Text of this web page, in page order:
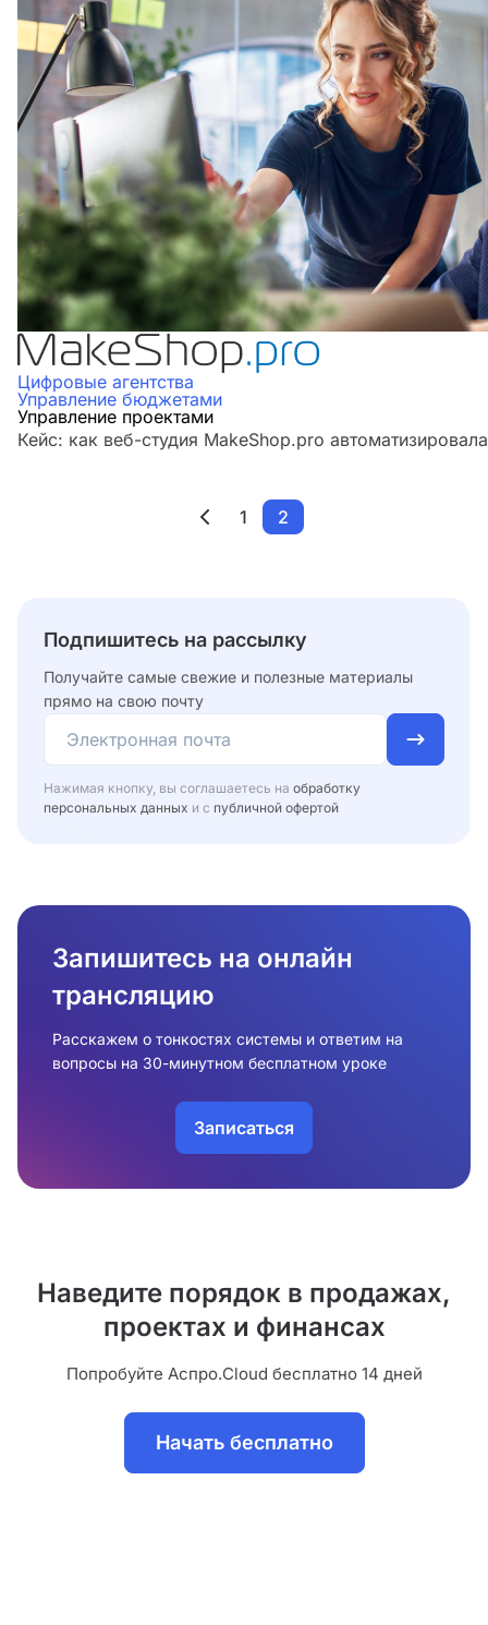
Цифровые агентства
Управление бюджетами
Управление проектами
Кейс: как веб-студия MakeShop.pro
1 2
Подпишитесь на рассылку
Получайте самые свежие и полезные материалы
прямо на свою почту
Нажимая кнопку, вы соглашаетесь на обработку
персональных данных и с публичной офертой
Запишитесь на онлайн
трансляцию
Расскажем о тонкостях системы и ответим на
вопросы на 30-минутном бесплатном уроке
Записаться